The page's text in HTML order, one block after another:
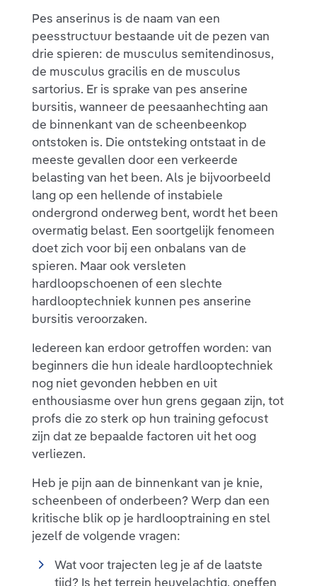
Pes anserinus is de naam van een
peesstructuur bestaande uit de pezen van
drie spieren: de musculus semitendinosus,
de musculus gracilis en de musculus
sartorius. Er is sprake van pes anserine
bursitis, wanneer de peesaanhechting aan
de binnenkant van de scheenbeenkop
ontstoken is. Die ontsteking ontstaat in de
meeste gevallen door een verkeerde
belasting van het been. Als je bijvoorbeeld
lang op een hellende of instabiele
ondergrond onderweg bent, wordt het been
overmatig belast. Een soortgelijk fenomeen
doet zich voor bij een onbalans van de
spieren. Maar ook versleten
hardloopschoenen of een slechte
hardlooptechniek kunnen pes anserine
bursitis veroorzaken.
Iedereen kan erdoor getroffen worden: van
beginners die hun ideale hardlooptechniek
nog niet gevonden hebben en uit
enthousiasme over hun grens gegaan zijn, tot
profs die zo sterk op hun training gefocust
zijn dat ze bepaalde factoren uit het oog
verliezen.
Heb je pijn aan de binnenkant van je knie,
scheenbeen of onderbeen? Werp dan een
kritische blik op je hardlooptraining en stel
jezelf de volgende vragen:
Wat voor trajecten leg je af de laatste
tijd? Is het terrein heuvelachtig, oneffen